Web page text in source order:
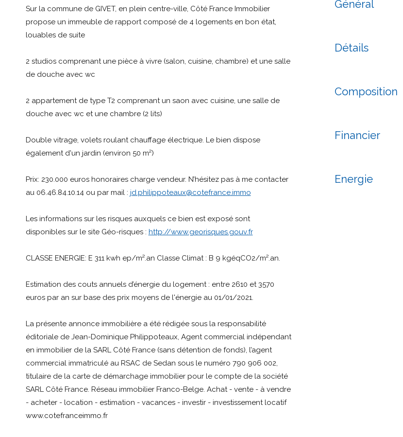
Sur la commune de GIVET, en plein centre-ville, Côté France Immobilier
propose un immeuble de rapport composé de 4 logements en bon état,
louables de suite
2 studios comprenant une pièce à vivre (salon, cuisine, chambre) et une salle
de douche avec wc
2 appartement de type T2 comprenant un saon avec cuisine, une salle de
douche avec wc et une chambre (2 lits)
Double vitrage, volets roulant chauffage électrique. Le bien dispose
également d'un jardin (environ 50 m²)
Prix: 230.000 euros honoraires charge vendeur. N’hésitez pas à me contacter
au 06.46.84.10.14 ou par mail : jd.philippoteaux@cotefrance.immo
Les informations sur les risques auxquels ce bien est exposé sont
disponibles sur le site Géo-risques : http://www.georisques.gouv.fr
CLASSE ENERGIE: E 311 kwh ep/m².an Classe Climat : B 9 kgéqCO2/m².an.
Estimation des couts annuels d’énergie du logement : entre 2610 et 3570
euros par an sur base des prix moyens de l'énergie au 01/01/2021.
La présente annonce immobilière a été rédigée sous la responsabilité
éditoriale de Jean-Dominique Philippoteaux, Agent commercial indépendant
en immobilier de la SARL Côté France (sans détention de fonds), l’agent
commercial immatriculé au RSAC de Sedan sous le numéro 790 906 002,
titulaire de la carte de démarchage immobilier pour le compte de la société
SARL Côté France. Réseau immobilier Franco-Belge. Achat - vente - à vendre
- acheter - location - estimation - vacances - investir - investissement locatif
www.cotefranceimmo.fr
Général
Détails
Composition
Financier
Energie